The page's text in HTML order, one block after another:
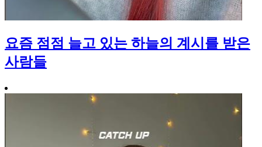
요즘 점점 늘고 있는 하늘의 계시를 받은
사람들